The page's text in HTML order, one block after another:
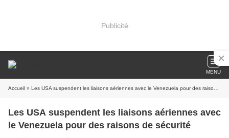
Publicité
MENU
Accueil » Les USA suspendent les liaisons aériennes avec le Venezuela pour des raisons de sécurité
Les USA suspendent les liaisons aériennes avec
le Venezuela pour des raisons de sécurité